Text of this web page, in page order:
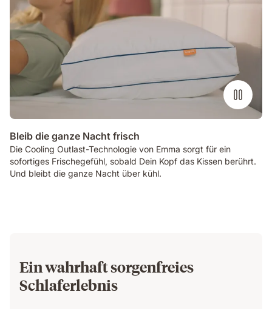
Bleib die ganze Nacht frisch
Die Cooling Outlast-Technologie von Emma sorgt für ein
sofortiges Frischegefühl, sobald Dein Kopf das Kissen berührt.
Und bleibt die ganze Nacht über kühl.
Ein wahrhaft sorgenfreies
Schlaferlebnis